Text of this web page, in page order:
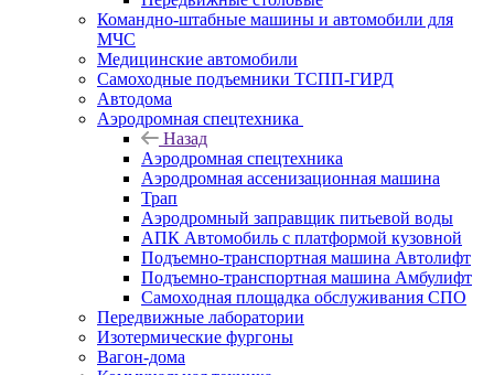
Командно-штабные машины и автомобили для
МЧС
Медицинские автомобили
Самоходные подъемники ТСПП-ГИРД
Автодома
Аэродромная спецтехника
Назад
Аэродромная спецтехника
Аэродромная ассенизационная машина
Трап
Аэродромный заправщик питьевой воды
АПК Автомобиль с платформой кузовной
Подъемно-транспортная машина Автолифт
Подъемно-транспортная машина Амбулифт
Самоходная площадка обслуживания СПО
Передвижные лаборатории
Изотермические фургоны
Вагон-дома